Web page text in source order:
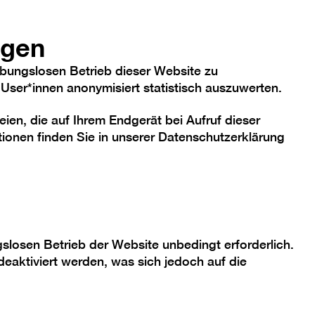
Sammlung Berlinische Galerie
„Mngrv
Betrieb dieser Website zu
anonymisiert statistisch auszuwerten.
die auf Ihrem Endgerät bei Aufruf dieser
finden Sie in unserer Datenschutzerklärung
Betrieb der Website unbedingt erforderlich.
werden, was sich jedoch auf die